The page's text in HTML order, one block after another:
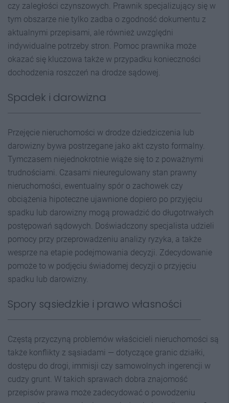
czy zaległości czynszowych. Prawnik specjalizujący się w
tym obszarze nie tylko zadba o zgodność dokumentu z
aktualnymi przepisami, ale również uwzględni
indywidualne potrzeby stron. Pomoc prawnika może
okazać się kluczowa także w przypadku konieczności
dochodzenia roszczeń na drodze sądowej.
Spadek i darowizna
Przejęcie nieruchomości w drodze dziedziczenia lub
darowizny bywa postrzegane jako akt czysto formalny.
Tymczasem niejednokrotnie wiąże się to z poważnymi
trudnościami. Czasami nieuregulowany stan prawny
nieruchomości, ewentualny spór o zachowek czy
obciążenia hipoteczne ujawnione dopiero po przyjęciu
spadku lub darowizny mogą prowadzić do długotrwałych
postępowań sądowych. Doświadczony specjalista udzieli
pomocy przy przeprowadzeniu analizy ryzyka, a także
wesprze na etapie podejmowania decyzji. Zdecydowanie
pomoże to w podjęciu świadomej decyzji o przyjęciu
spadku lub darowizny.
Spory sąsiedzkie i prawo własności
Częstą przyczyną problemów właścicieli nieruchomości są
także konflikty z sąsiadami — dotyczące granic działki,
dostępu do drogi, immisji czy samowolnych ingerencji w
cudzy grunt. W takich sprawach dobra znajomość
przepisów prawa może zadecydować o powodzeniu